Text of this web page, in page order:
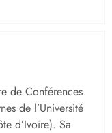
de Conférences
de l’Université
d’Ivoire). Sa